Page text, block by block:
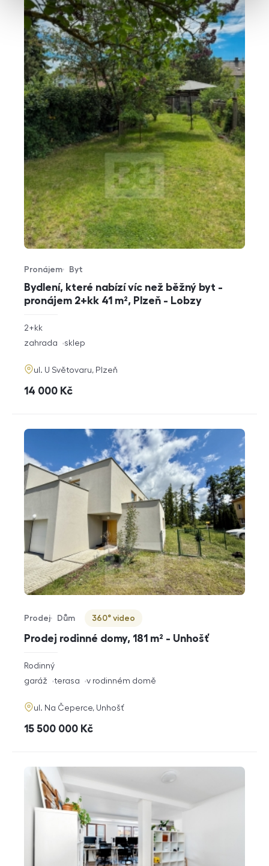
Bydlení, které nabízí víc než běžný byt -
pronájem 2+kk 41 m², Plzeň - Lobzy
Typ nabídky
Pronájem
Typ nemovitosti
Byt
rozměry
2+kk
funkce
zahrada sklep
adresa
ul. U Světovaru, Plzeň
cena
14 000 Kč
Prodej rodinné domy, 181 m² - Unhošť
Typ nabídky
Prodej
Typ nemovitosti
Dům
Virtuální prohlídka
360° video
rozměry
dispozice
Rodinný
funkce
garáž terasa v rodinném domě
adresa
ul. Na Čeperce, Unhošť
cena
15 500 000 Kč